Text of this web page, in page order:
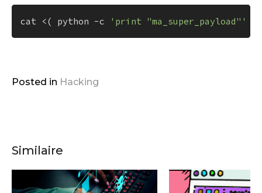
cat <( python -c 'print "ma_super_payload"'
Posted in Hacking
Similaire